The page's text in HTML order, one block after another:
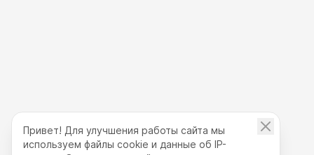
Привет! Для улучшения работы сайта мы
используем файлы cookie и данные об IP-